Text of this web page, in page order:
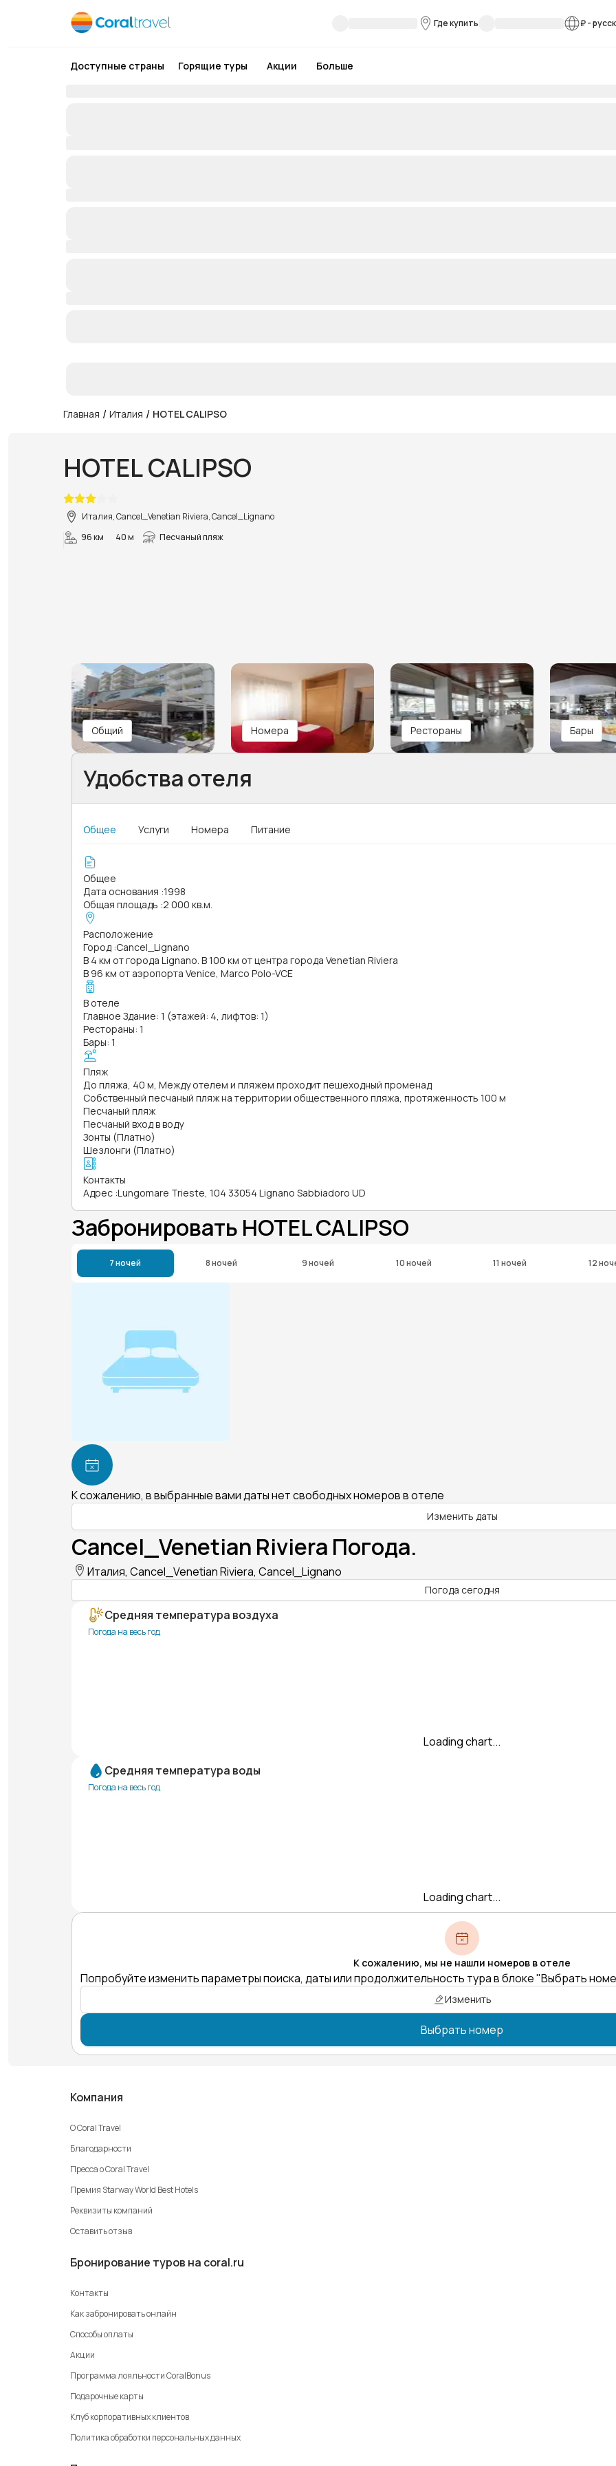
Где купить ₽-
Доступные страны Горящие туры Акции Больше
Главная / Италия / HOTEL CALIPSO
HOTEL CALIPSO
Италия, Cancel_Venetian Riviera, Cancel_Lignano
96 км
40 м Песчаный пляж
Общий Номера Рестораны Бары
Удобства отеля
Общее Услуги Номера Питание
Общее
Дата основания :1998
Общая площадь :2 000 кв.м.
Расположение
Город :Cancel_Lignano
В 4 км от города Lignano. В 100 км от центра города Venetian Riviera
В 96 км от аэропорта Venice, Marco Polo-VCE
В отеле
Главное Здание: 1 (этажей: 4, лифтов: 1)
Рестораны: 1
Бары: 1
Пляж
До пляжа, 40 м, Между отелем и пляжем проходит пешеходный променад
Собственный песчаный пляж на территории общественного пляжа, протяженность 100 м
Песчаный пляж
Песчаный вход в воду
Зонты (Платно)
Шезлонги (Платно)
Контакты
Адрес :Lungomare Trieste, 104 33054 Lignano Sabbiadoro UD
Забронировать HOTEL CALIPSO
7 ночей 8 ночей 9 ночей 10 ночей 11 ночей 12
К сожалению, в выбранные вами даты нет свободных номеров в отеле
Изменить даты
Cancel_Venetian Riviera Погода.
Италия, Cancel_Venetian Riviera, Cancel_Lignano
Погода сегодня
Средняя температура воздуха
Погода на весь год
Loading chart...
Средняя температура воды
Погода на весь год
Loading chart...
К сожалению, мы не нашли номеров в отеле
Попробуйте изменить параметры поиска, даты или продолжительность тура в блоке "Выбрать
Изменить
Выбрать номер
Компания
О Coral Travel
Благодарности
Пресса о Coral Travel
Премия Starway World Best Hotels
Реквизиты компаний
Оставить отзыв
Бронирование туров на coral.ru
Контакты
Как забронировать онлайн
Способы оплаты
Акции
Программа лояльности CoralBonus
Подарочные карты
Клуб корпоративных клиентов
Политика обработки персональных данных